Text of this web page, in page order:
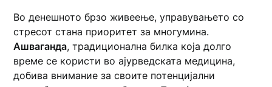
Во денешното брзо живеење, управувањето со
стресот стана приоритет за многумина.
Ашваганда, традиционална билка која долго
време се користи во ајурведската медицина,
добива внимание за своите потенцијални